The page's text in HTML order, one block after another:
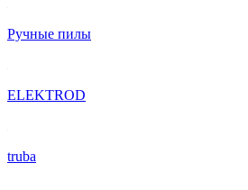
Ручные пилы
ELEKTROD
truba